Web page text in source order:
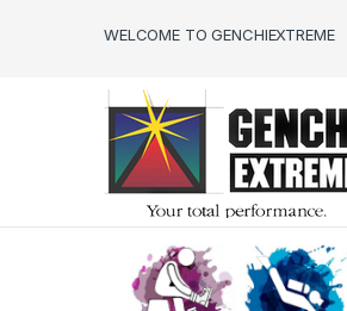
WELCOME TO GENCHIEXTREME
LIFESTYLE